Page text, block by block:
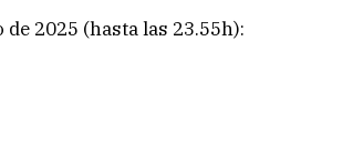
2025 (hasta las 23.55h):